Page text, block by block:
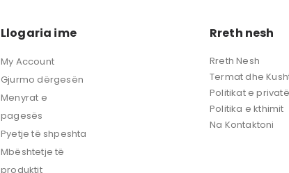
Llogaria ime
My Account
Gjurmo dërgesën
Menyrat e
pagesës
Pyetje të shpeshta
Mbështetje të
produktit
Rreth nesh
Rreth Nesh
Termat dhe
Politikat e
Politika e kthimit
Na Kontaktoni